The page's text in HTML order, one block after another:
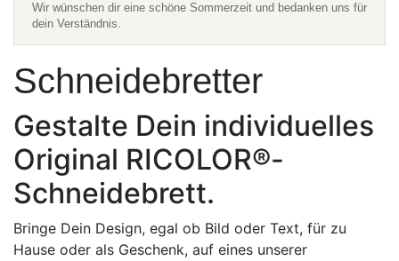
Wir wünschen dir eine schöne Sommerzeit und bedanken uns für
dein Verständnis.
Schneidebretter
Gestalte Dein individuelles
Original RICOLOR®-
Schneidebrett.
Bringe Dein Design, egal ob Bild oder Text, für zu
Hause oder als Geschenk, auf eines unserer